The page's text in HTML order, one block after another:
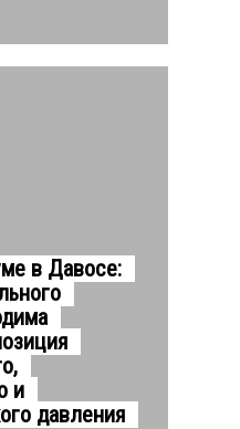
в Давосе:
и
давления